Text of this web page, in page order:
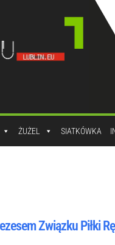
ŻUŻEL SIATKÓWKA
Związku Piłki